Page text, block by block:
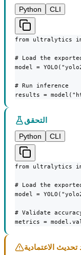
Python CLI
from ultralytics
# Load the
model =
# Run inference
results =
التحقق
Python
CLI
from ultralytics
# Load the
model =
# Validate
metrics =
الاعتمادية